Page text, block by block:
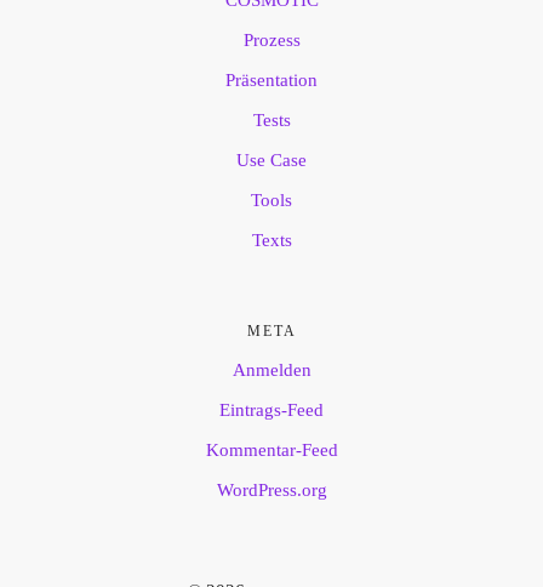
Prozess
Präsentation
Tests
Use Case
Tools
Texts
META
Anmelden
Eintrags-Feed
Kommentar-Feed
WordPress.org